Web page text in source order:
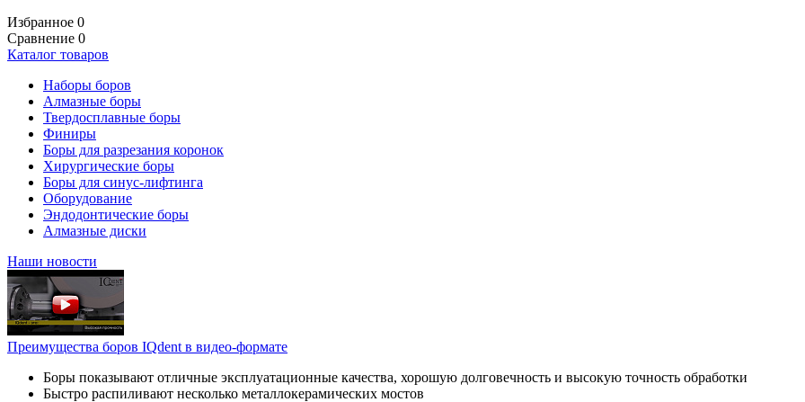
Избранное 0
Сравнение 0
Каталог товаров
Наборы боров
Алмазные боры
Твердосплавные боры
Финиры
Боры для разрезания коронок
Хирургические боры
Боры для синус-лифтинга
Оборудование
Эндодонтические боры
Алмазные диски
Наши новости
Преимущества боров IQdent в видео-формате
Боры показывают отличные эксплуатационные качества, хорошую долговечность и высокую точность обработки
Быстро распиливают несколько металлокерамических мостов